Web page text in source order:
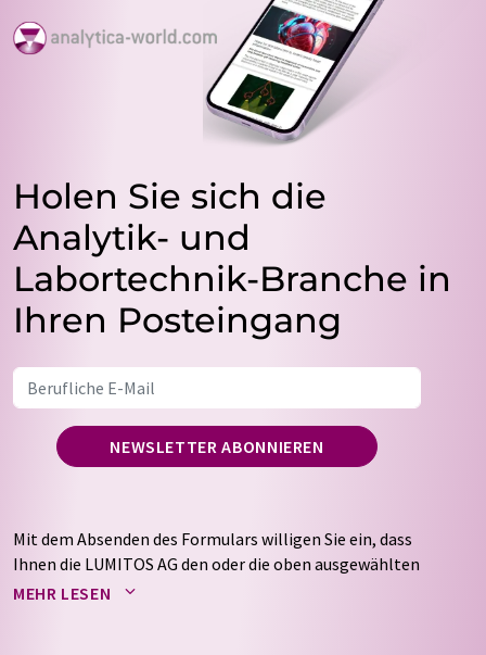
Holen Sie sich die
Analytik- und
Labortechnik-Branche in
Ihren Posteingang
NEWSLETTER ABONNIEREN
Mit dem Absenden des Formulars willigen Sie ein, dass
Ihnen die LUMITOS AG den oder die oben ausgewählten
Newsletter per E-Mail zusendet. Ihre Daten werden
MEHR LESEN